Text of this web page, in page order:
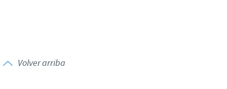
TunisiaVolver arriba